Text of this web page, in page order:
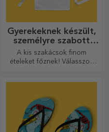
Gyerekeknek készült,
személyre szabott
rövidnadrágok
A kis szakácsok finom
ételeket főznek! Válasszon